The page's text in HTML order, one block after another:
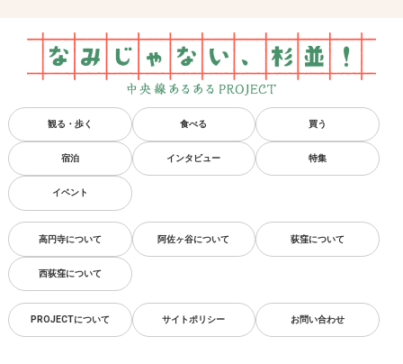
観る・歩く 食べる 買う
宿泊 インタビュー 特集
イベント
高円寺について 阿佐ヶ谷について 荻窪について
西荻窪について
PROJECTについて サイトポリシー お問い合わせ